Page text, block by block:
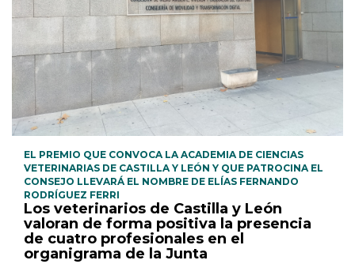
EL PREMIO QUE CONVOCA LA ACADEMIA DE CIENCIAS
VETERINARIAS DE CASTILLA Y LEÓN Y QUE PATROCINA EL
CONSEJO LLEVARÁ EL NOMBRE DE ELÍAS FERNANDO
RODRÍGUEZ FERRI
Los veterinarios de Castilla y León
valoran de forma positiva la presencia
de cuatro profesionales en el
organigrama de la Junta